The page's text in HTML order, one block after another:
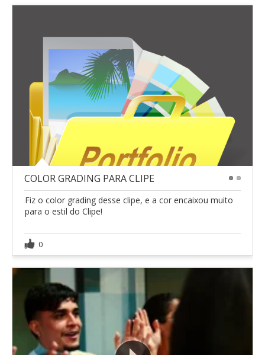
COLOR GRADING PARA CLIPE
Fiz o color grading desse clipe, e a cor encaixou muito
para o estil do Clipe!
0